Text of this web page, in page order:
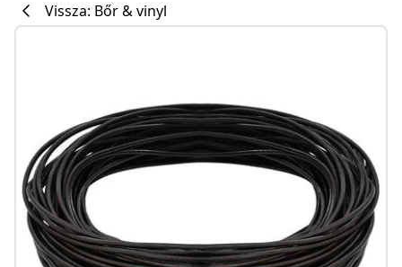
Vissza: Bőr & vinyl